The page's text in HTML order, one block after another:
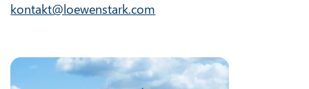
kontakt@loewenstark.com